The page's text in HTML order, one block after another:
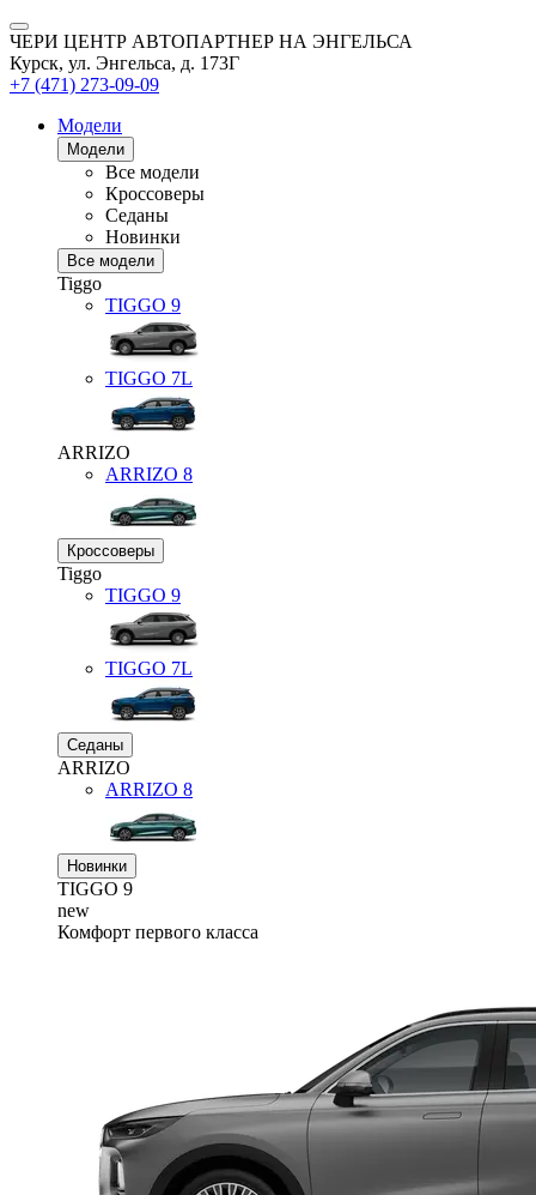
ЧЕРИ ЦЕНТР АВТОПАРТНЕР НА ЭНГЕЛЬСА
Курск, ул. Энгельса, д. 173Г
+7 (471) 273-09-09
Модели
Модели
Все модели
Кроссоверы
Седаны
Новинки
Все модели
Tiggo
TIGGO 9
TIGGO 7L
ARRIZO
ARRIZO 8
Кроссоверы
Tiggo
TIGGO 9
TIGGO 7L
Седаны
ARRIZO
ARRIZO 8
Новинки
TIGGO 9
new
Комфорт первого класса